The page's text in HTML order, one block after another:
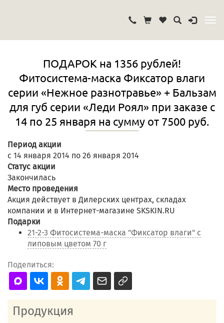
ПОДАРОК на 1356 рублей!
Фитосистема-маска Фиксатор влаги
серии «Нежное разнотравье» + Бальзам
для губ серии «Леди Роял» при заказе с
14 по 25 января на сумму от 7500 руб.
Период акции
с 14 января 2014 по 26 января 2014
Статус акции
Закончилась
Место проведения
Акция действует в Дилерских центрах, складах
компании и в Интернет-магазине SKSKIN.RU
Подарки
21-2-3 Фитосистема-маска "Фиксатор влаги" с
липовым цветом 70 г
Поделиться:
Продукция